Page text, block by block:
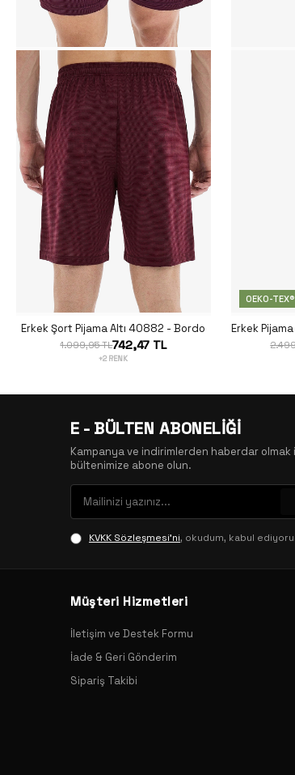
Erkek Şort Pijama Altı 40882 - Bordo
1.099,95 TL742,47 TL
+2 RENK
OEKO-
E - BÜLTEN ABONELİĞİ
Kampanya ve indirimlerden haberdar olmak
bültenimize abone olun.
KVKK Sözleşmesi'ni, okudum, kabul
Müşteri Hizmetleri
İletişim ve Destek Formu
İade & Geri Gönderim
Sipariş Takibi